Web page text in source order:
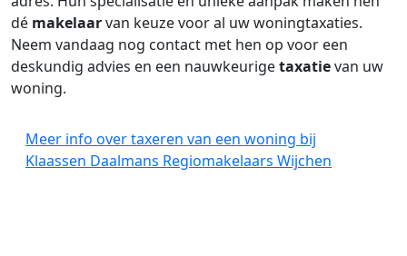
dé makelaarvan keuze voor al uw woningtaxaties.
Neem vandaag nog contact met hen op voor een
deskundig advies en een nauwkeurigetaxatievan uw
woning.
Meer info over taxeren van een woning bij
Klaassen Daalmans Regiomakelaars Wijchen